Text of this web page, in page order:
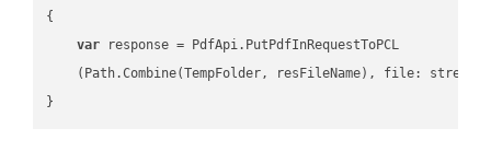
{
var response = PdfApi.PutPdfInRequestToPCL
    (Path.Combine(TempFolder, resFileName), file: stream);